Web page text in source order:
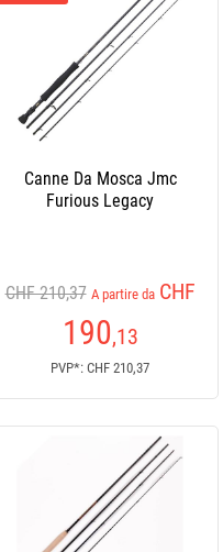
Canne Da Mosca Jmc
Furious Legacy
CHF 210,37 A partire da CHF
190,13
PVP*: CHF 210,37